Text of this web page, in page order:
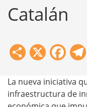
Catalán
Share
X
La nueva iniciativa
infraestructura de